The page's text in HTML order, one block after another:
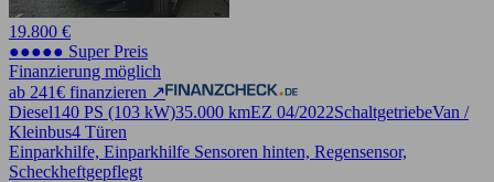
19.800 €
●●●●● Super Preis
Finanzierung möglich
ab 241€ finanzieren ↗
Diesel140 PS (103 kW)35.000 kmEZ 04/2022SchaltgetriebeVan /
Kleinbus4 Türen
Einparkhilfe, Einparkhilfe Sensoren hinten, Regensensor,
Scheckheftgepflegt